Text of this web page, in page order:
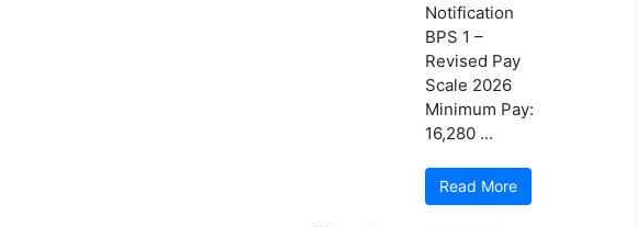
Notification
BPS 1 –
Revised Pay
Scale 2026
Minimum Pay:
16,280 ...
Read More